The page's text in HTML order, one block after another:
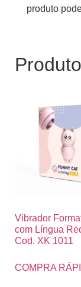
produto
Vibrador
com Língua
Cod. XK 1011
COMPRA